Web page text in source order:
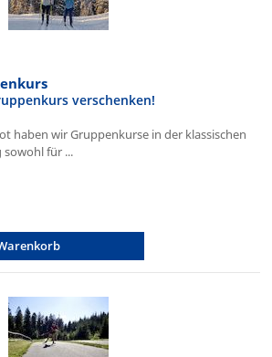
verschenken!
haben wir Gruppenkurse in der klassischen
sowohl für ...